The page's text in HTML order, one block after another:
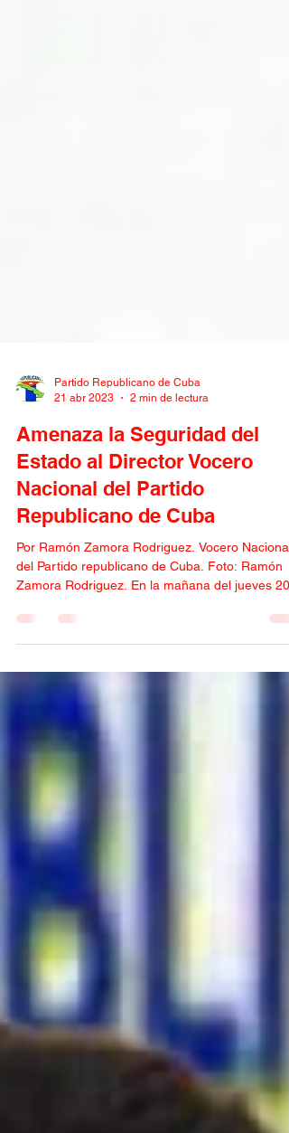
Partido Republicano de Cuba
21 abr 2023
2 min de lectura
Amenaza la Seguridad del
Estado al Director Vocero
Nacional del Partido
Republicano de Cuba
Por Ramón Zamora Rodriguez. Vocero Nacional
de...